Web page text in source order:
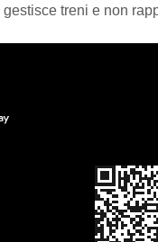
treni e non